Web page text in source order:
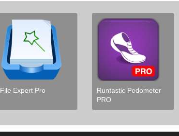
File Expert Pro
Runtastic Pedometer
PRO